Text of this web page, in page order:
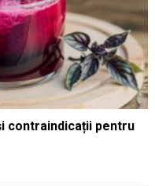
contraindicații pentru